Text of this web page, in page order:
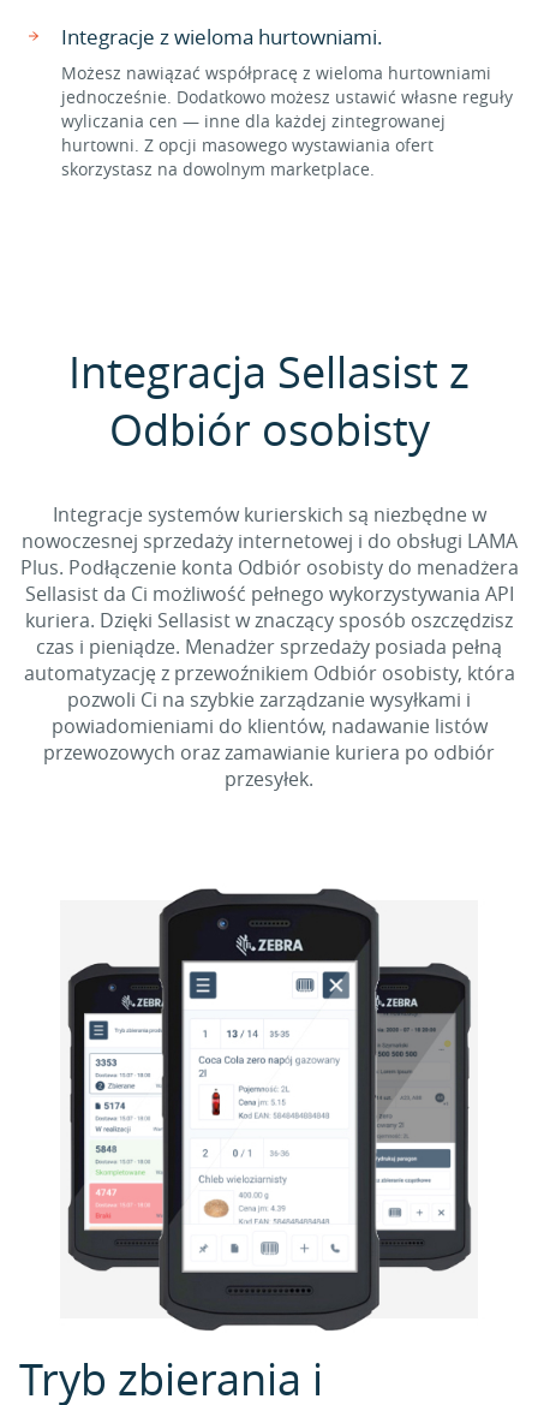
Integracje z wieloma hurtowniami.
Możesz nawiązać współpracę z wieloma hurtowniami
jednocześnie. Dodatkowo możesz ustawić własne reguły
wyliczania cen — inne dla każdej zintegrowanej
hurtowni. Z opcji masowego wystawiania ofert
skorzystasz na dowolnym marketplace.
Integracja Sellasist z
Odbiór osobisty
Integracje systemów kurierskich są niezbędne w
nowoczesnej sprzedaży internetowej i do obsługi LAMA
Plus. Podłączenie konta Odbiór osobisty do menadżera
Sellasist da Ci możliwość pełnego wykorzystywania API
kuriera. Dzięki Sellasist w znaczący sposób oszczędzisz
czas i pieniądze. Menadżer sprzedaży posiada pełną
automatyzację z przewoźnikiem Odbiór osobisty, która
pozwoli Ci na szybkie zarządzanie wysyłkami i
powiadomieniami do klientów, nadawanie listów
przewozowych oraz zamawianie kuriera po odbiór
przesyłek.
Tryb zbierania i